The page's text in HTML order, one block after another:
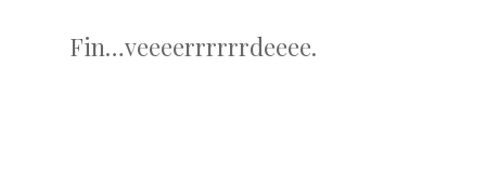
Fin…veeeerrrrrrdeeee.